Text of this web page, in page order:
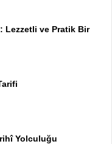
Lezzetli ve Pratik Bir
Yolculuğu